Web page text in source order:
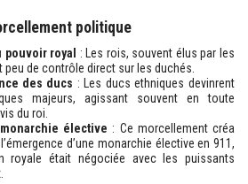
politique
pouvoir royal : Les rois, souvent élus par les
peu de contrôle direct sur les duchés.
des ducs : Les ducs ethniques devinrent
majeurs, agissant souvent en toute
du roi.
élective : Ce morcellement créa
d’une monarchie élective en 911,
royale était négociée avec les puissants